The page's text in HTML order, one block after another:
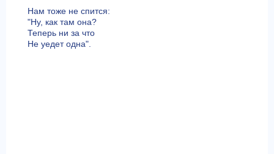
Нам тоже не спится:
"Ну, как там она?
Теперь ни за что
Не уедет одна".